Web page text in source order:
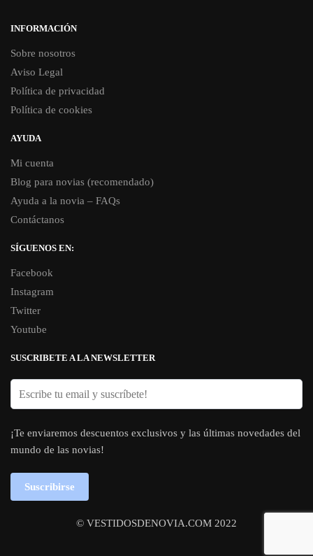
INFORMACIÓN
Sobre nosotros
Aviso Legal
Política de privacidad
Política de cookies
AYUDA
Mi cuenta
Blog para novias (recomendado)
Ayuda a la novia – FAQs
Contáctanos
SÍGUENOS EN:
Facebook
Instagram
Twitter
Youtube
SUSCRIBETE A LA NEWSLETTER
¡Te enviaremos descuentos exclusivos y las últimas novedades del
mundo de las novias!
Suscribirse
© VESTIDOSDENOVIA.COM 2022